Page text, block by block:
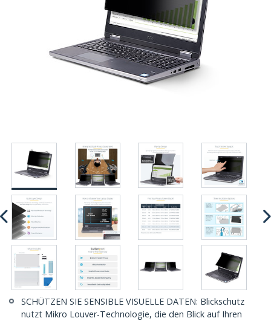
SCHÜTZEN SIE SENSIBLE VISUELLE DATEN: Blickschutz
nutzt Mikro Louver-Technologie, die den Blick auf Ihren